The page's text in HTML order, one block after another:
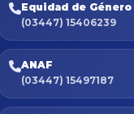
Equidad de Género
(03447) 15406239
ANAF
(03447) 15497187